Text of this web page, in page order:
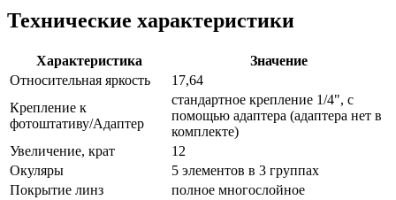
Технические характеристики
Характеристика
Значение
Относительная яркость
17,64
Крепление к
фотоштативу/Адаптер
стандартное крепление 1/4", с
помощью адаптера (адаптера нет в
комплекте)
Увеличение, крат
12
Окуляры
5 элементов в 3 группах
Покрытие линз
полное многослойное